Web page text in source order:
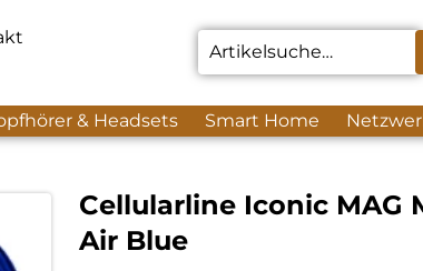
& Headsets Smart Home
Cellularline Iconic MAG
Air Blue